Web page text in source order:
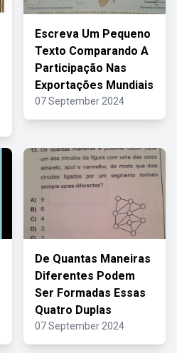
Escreva Um Pequeno
Texto Comparando A
Participação Nas
Exportações Mundiais
07 September 2024
De Quantas Maneiras
Diferentes Podem
Ser Formadas Essas
Quatro Duplas
07 September 2024